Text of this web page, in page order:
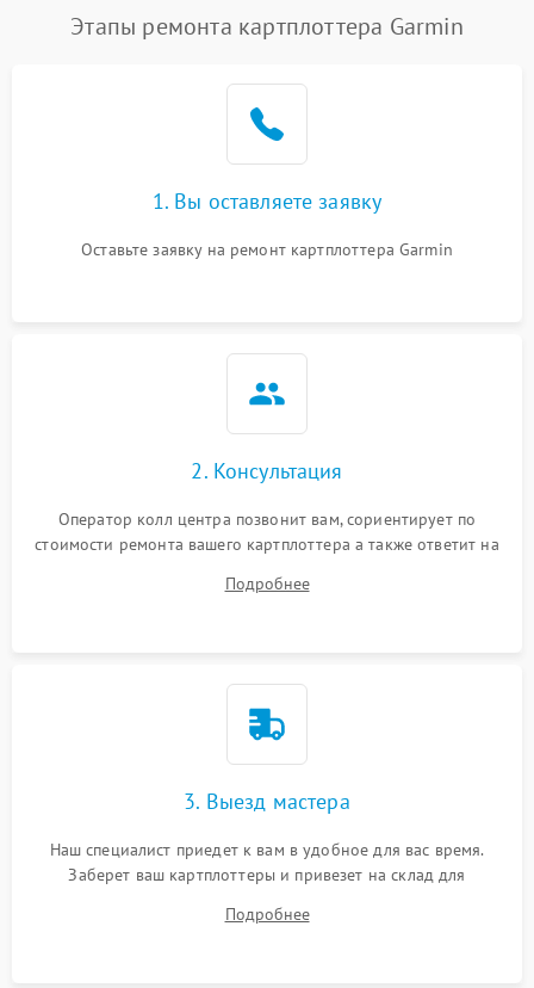
Этапы ремонта картплоттера Garmin
1. Вы оставляете заявку
Оставьте заявку на ремонт картплоттера Garmin
2. Консультация
Оператор колл центра позвонит вам, сориентирует по
стоимости ремонта вашего картплоттера а также ответит на
Подробнее
3. Выезд мастера
Наш специалист приедет к вам в удобное для вас время.
Заберет ваш картплоттеры и привезет на склад для
Подробнее